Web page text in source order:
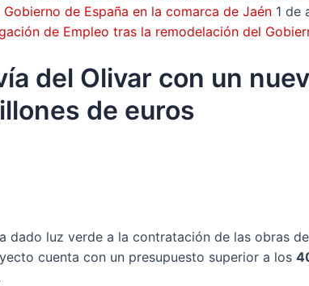
de España en la comarca de Jaén 1 de
de Empleo tras la remodelación del
del Olivar con un
de euros
dado luz verde a la contratación de las obras
cuenta con un presupuesto superior a los